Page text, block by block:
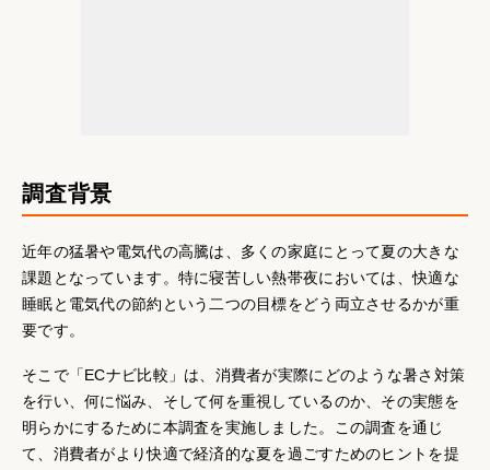
調査背景
近年の猛暑や電気代の高騰は、多くの家庭にとって夏の大きな
課題となっています。特に寝苦しい熱帯夜においては、快適な
睡眠と電気代の節約という二つの目標をどう両立させるかが重
要です。
そこで「ECナビ比較」は、消費者が実際にどのような暑さ対策
を行い、何に悩み、そして何を重視しているのか、その実態を
明らかにするために本調査を実施しました。この調査を通じ
て、消費者がより快適で経済的な夏を過ごすためのヒントを提